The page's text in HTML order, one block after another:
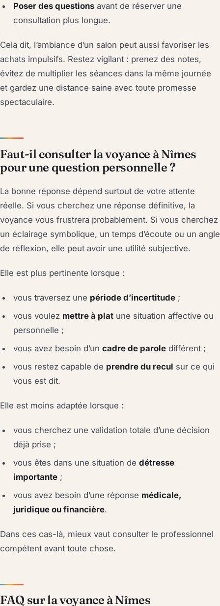
Poser des questions avant de réserver une
consultation plus longue.
Cela dit, l’ambiance d’un salon peut aussi favoriser les
achats impulsifs. Restez vigilant : prenez des notes,
évitez de multiplier les séances dans la même journée
et gardez une distance saine avec toute promesse
spectaculaire.
Faut-il consulter la voyance à Nîmes
pour une question personnelle ?
La bonne réponse dépend surtout de votre attente
réelle. Si vous cherchez une réponse définitive, la
voyance vous frustrera probablement. Si vous cherchez
un éclairage symbolique, un temps d’écoute ou un angle
de réflexion, elle peut avoir une utilité subjective.
Elle est plus pertinente lorsque :
vous traversez une période d’incertitude ;
vous voulez mettre à plat une situation affective ou
personnelle ;
vous avez besoin d’uncadre de parole différent ;
vous restez capable de prendre du recul sur ce qui
vous est dit.
Elle est moins adaptée lorsque :
vous cherchez une validation totale d’une décision
déjà prise ;
vous êtes dans une situation dedétresse
importante ;
vous avez besoin d’une réponse médicale,
juridique ou financière.
Dans ces cas-là, mieux vaut consulter le professionnel
compétent avant toute chose.
FAQ sur la voyance à Nîmes